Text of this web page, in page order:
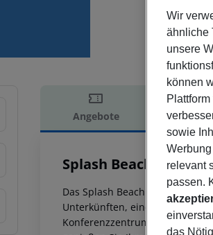
Angebote
Splash Beach Resort
5
Das Splash Beach Resort der
Unterkünften, einem eigenen
Konferenzzentrum Phukets.
Wir
ähnliche
unsere
können
sowie
relevant
passen.
das